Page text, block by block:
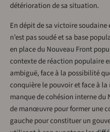
détérioration de sa situation.
En dépit de sa victoire
n’est pas soudé et sa base
en place du Nouveau Front
contexte de réaction populaire
ambiguë, face à la possibilité
conquière le pouvoir et face à
manque de cohésion interne du
de manœuvre pour former une
gauche pour constituer un